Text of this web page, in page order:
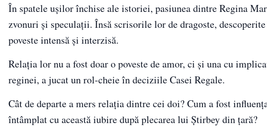
În spatele ușilor închise ale istoriei, pasiunea dintre Regina
zvonuri și speculații. Însă scrisorile lor de dragoste,
poveste intensă și interzisă.
Relația lor nu a fost doar o poveste de amor, ci și una cu
reginei, a jucat un rol-cheie în deciziile Casei Regale.
Cât de departe a mers relația dintre cei doi? Cum a fost
întâmplat cu această iubire după plecarea lui Știrbey din țară?